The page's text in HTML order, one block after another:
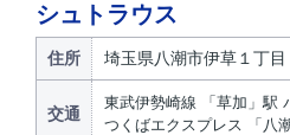
シュトラウス
住所 埼玉県八潮市伊草１丁目
交通
東武伊勢崎線 「草加」駅
つくばエクスプレス 「八